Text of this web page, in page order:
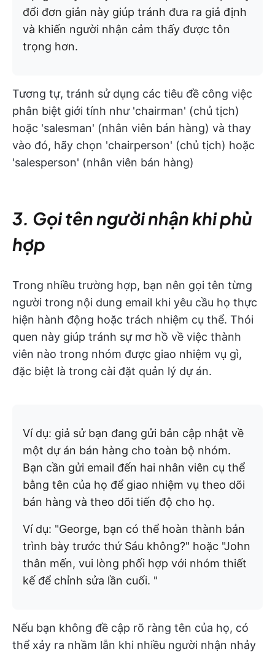
đổi đơn giản này giúp tránh đưa ra giả định
và khiến người nhận cảm thấy được tôn
trọng hơn.
Tương tự, tránh sử dụng các tiêu đề công việc
phân biệt giới tính như 'chairman' (chủ tịch)
hoặc 'salesman' (nhân viên bán hàng) và thay
vào đó, hãy chọn 'chairperson' (chủ tịch) hoặc
'salesperson' (nhân viên bán hàng)
3. Gọi tên người nhận khi phù
hợp
Trong nhiều trường hợp, bạn nên gọi tên từng
người trong nội dung email khi yêu cầu họ thực
hiện hành động hoặc trách nhiệm cụ thể. Thói
quen này giúp tránh sự mơ hồ về việc thành
viên nào trong nhóm được giao nhiệm vụ gì,
đặc biệt là trong cài đặt quản lý dự án.
Ví dụ: giả sử bạn đang gửi bản cập nhật về
một dự án bán hàng cho toàn bộ nhóm.
Bạn cần gửi email đến hai nhân viên cụ thể
bằng tên của họ để giao nhiệm vụ theo dõi
bán hàng và theo dõi tiến độ cho họ.
Ví dụ: "George, bạn có thể hoàn thành bản
trình bày trước thứ Sáu không?" hoặc "John
thân mến, vui lòng phối hợp với nhóm thiết
kế để chỉnh sửa lần cuối. "
Nếu bạn không đề cập rõ ràng tên của họ, có
thể xảy ra nhầm lẫn khi nhiều người nhận nhảy